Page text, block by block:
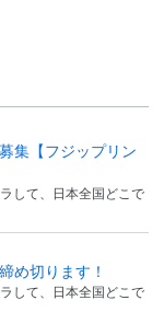
集【フジップリン
して、日本全国どこで
め切ります！
して、日本全国どこで